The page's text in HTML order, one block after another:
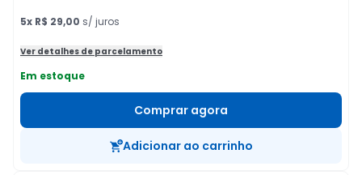
5x R$ 29,00 s/ juros
Ver detalhes de parcelamento
Em estoque
Comprar agora
Adicionar ao carrinho